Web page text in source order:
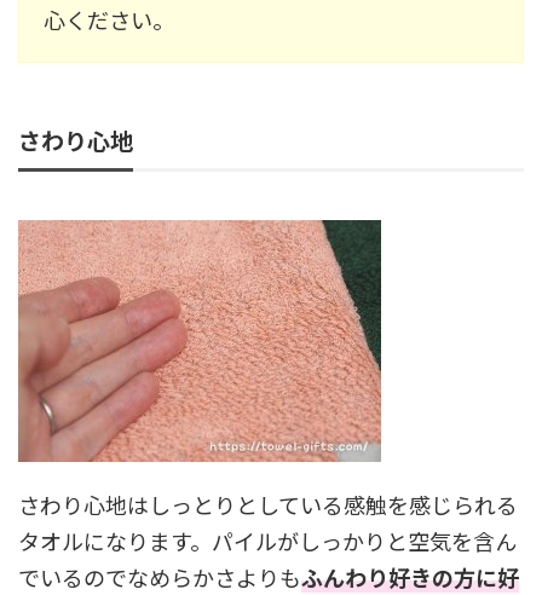
心ください。
さわり心地
さわり心地はしっとりとしている感触を感じられる
タオルになります。パイルがしっかりと空気を含ん
でいるのでなめらかさよりもふんわり好きの方に好